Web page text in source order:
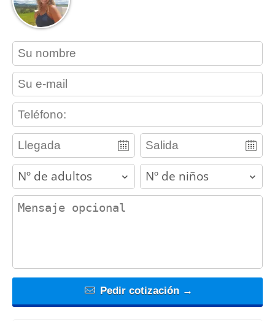
contact_name
contact_email
contact_phone
adults children
contact_message
Pedir cotización →